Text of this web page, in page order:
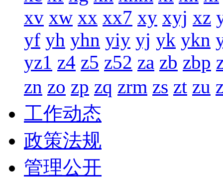
xv xw xx xx7 xy xyj xz
yf yh yhn yiy yj yk ykn
yz1 z4 z5 z52 za zb zbp
zn zo zp zq zrm zs zt zu
工作动态
政策法规
管理公开